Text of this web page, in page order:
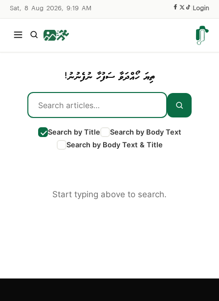
Sat, 8 Aug 2026, 9:19 AM Login
ތިޔަ ހޯއްދަވާ ސަފުހާ ނުފެނުނު!
Search by Title
Search by Body Text
Search by Body Text & Title
Start typing above to search.